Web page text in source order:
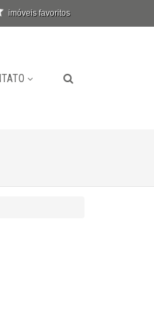
imóveis favoritos